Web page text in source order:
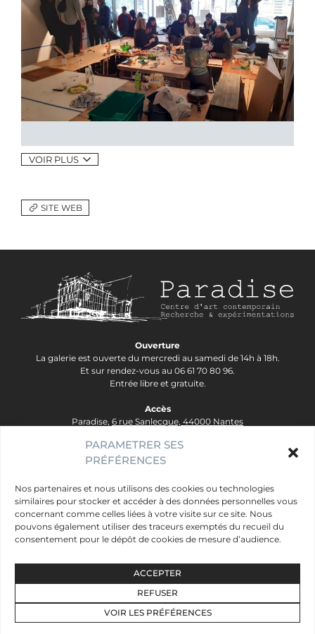
PARAMETRER SES
PRÉFÉRENCES
Nos partenaires et nous utilisons des cookies ou technologies
similaires pour stocker et accéder à des données personnelles vous
concernant comme celles liées à votre visite sur ce site. Nous
pouvons également utiliser des traceurs exemptés du recueil du
consentement pour le dépôt de cookies de mesure d’audience.
ACCEPTER
REFUSER
VOIR LES PRÉFÉRENCES
VOIR PLUS
SITE WEB
Ouverture
La galerie est ouverte du mercredi au samedi de 14h à 18h.
Et sur rendez-vous au 06 61 70 80 96.
Entrée libre et gratuite.
Accès
Paradise, 6 rue Sanlecque, 44000 Nantes
contact@galerie-paradise.fr
Paradise
Artistes
Évènements
Publics
Mentions légales
Données personnelles
Newsletter